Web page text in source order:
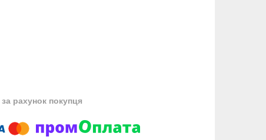
за рахунок покупця